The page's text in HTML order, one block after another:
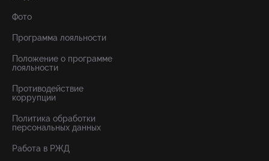
Фото
Программа лояльности
Положение о программе
лояльности
Противодействие
коррупции
Политика обработки
персональных данных
Работа в РЖД